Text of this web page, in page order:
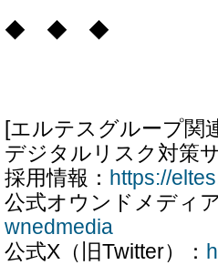
◆ ◆ ◆
[エルテスグループ関
デジタルリスク対策
採用情報： https://
公式オウンドメディ
wnedmedia
公式X（旧Twitter）：